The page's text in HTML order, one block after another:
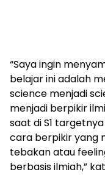
“Saya ingin
belajar ini adalah
science menjadi
menjadi berpikir
saat di S1
cara berpikir yang
tebakan atau
berbasis ilmiah,”